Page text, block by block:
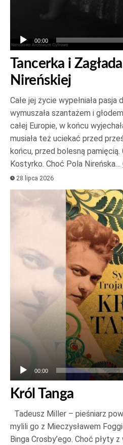
00:00
Tancerka i
Nireńskiej
Całe jej życie wypełniała
wymuszała szantażem i
całej Europie, w końcu
musiała też uciekać przed
końcu, przed bolesną
Kostyrko. Choć Pola Nireńska…
28 lipca 2026
plików
00:00
Król Tanga
Tadeusz Miller – pieśniarz
mylili go z Mieczysławem
Binga Crosby’ego. Choć płyty